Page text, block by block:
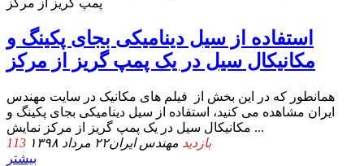
استفاده از سیل دینامیکی بجای پکینگ و
مکانیکال سیل در یک پمپ گریز از مرکز
همانطور که در این بخش از فیلم های مکانیک در سایت مهندس
ایران مشاهده می کنید، استفاده از سیل دینامیکی بجای پکینگ و
مکانیکال سیل در یک پمپ گریز از مرکز نمایش ...
113 بازدید مهندس ایران۲۲ مرداد ۱۳۹۸
بیشتر